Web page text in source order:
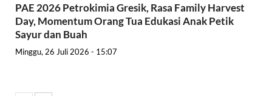
PAE 2026 Petrokimia Gresik, Rasa Family Harvest
Day, Momentum Orang Tua Edukasi Anak Petik
Sayur dan Buah
Minggu, 26 Juli 2026 - 15:07